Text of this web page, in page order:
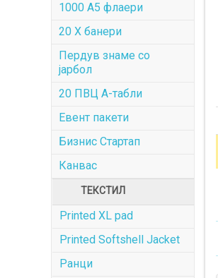
1000 A5 флаери
20 X банери
Пердув знаме со
јарбол
20 ПВЦ А-табли
Евент пакети
Бизнис Стартап
Канвас
ТЕКСТИЛ
Printed XL pad
Printed Softshell Jacket
Ранци